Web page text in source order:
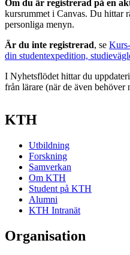
Om du är registrerad på en
kursrummet i Canvas. Du hittar
personliga menyn.
Är du inte registrerad, se
din studentexpedition,
I Nyhetsflödet hittar du
från lärare (när de även behöver
KTH
Utbildning
Forskning
Samverkan
Om KTH
Student på KTH
Alumni
KTH Intranät
Organisation